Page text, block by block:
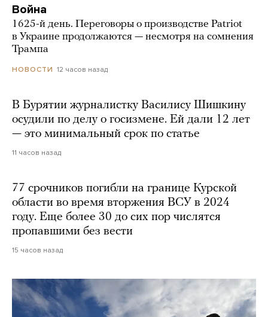
Война
1625-й день. Переговоры о производстве Patriot
в Украине продолжаются — несмотря на сомнения
Трампа
НОВОСТИ 12 часов назад
В Бурятии журналистку Василису Шишкину
осудили по делу о госизмене. Ей дали 12 лет
— это минимальный срок по статье
11 часов назад
77 срочников погибли на границе Курской
области во время вторжения ВСУ в 2024
году. Еще более 30 до сих пор числятся
пропавшими без вести
15 часов назад